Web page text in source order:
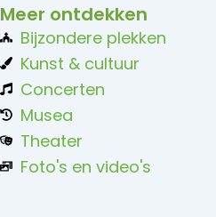
Meer ontdekken
Bijzondere plekken
Kunst & cultuur
Concerten
Musea
Theater
Foto's en video's